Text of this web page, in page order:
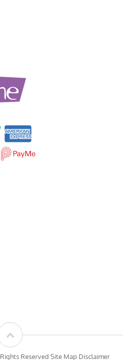
Reserved Site Map Disclaimer